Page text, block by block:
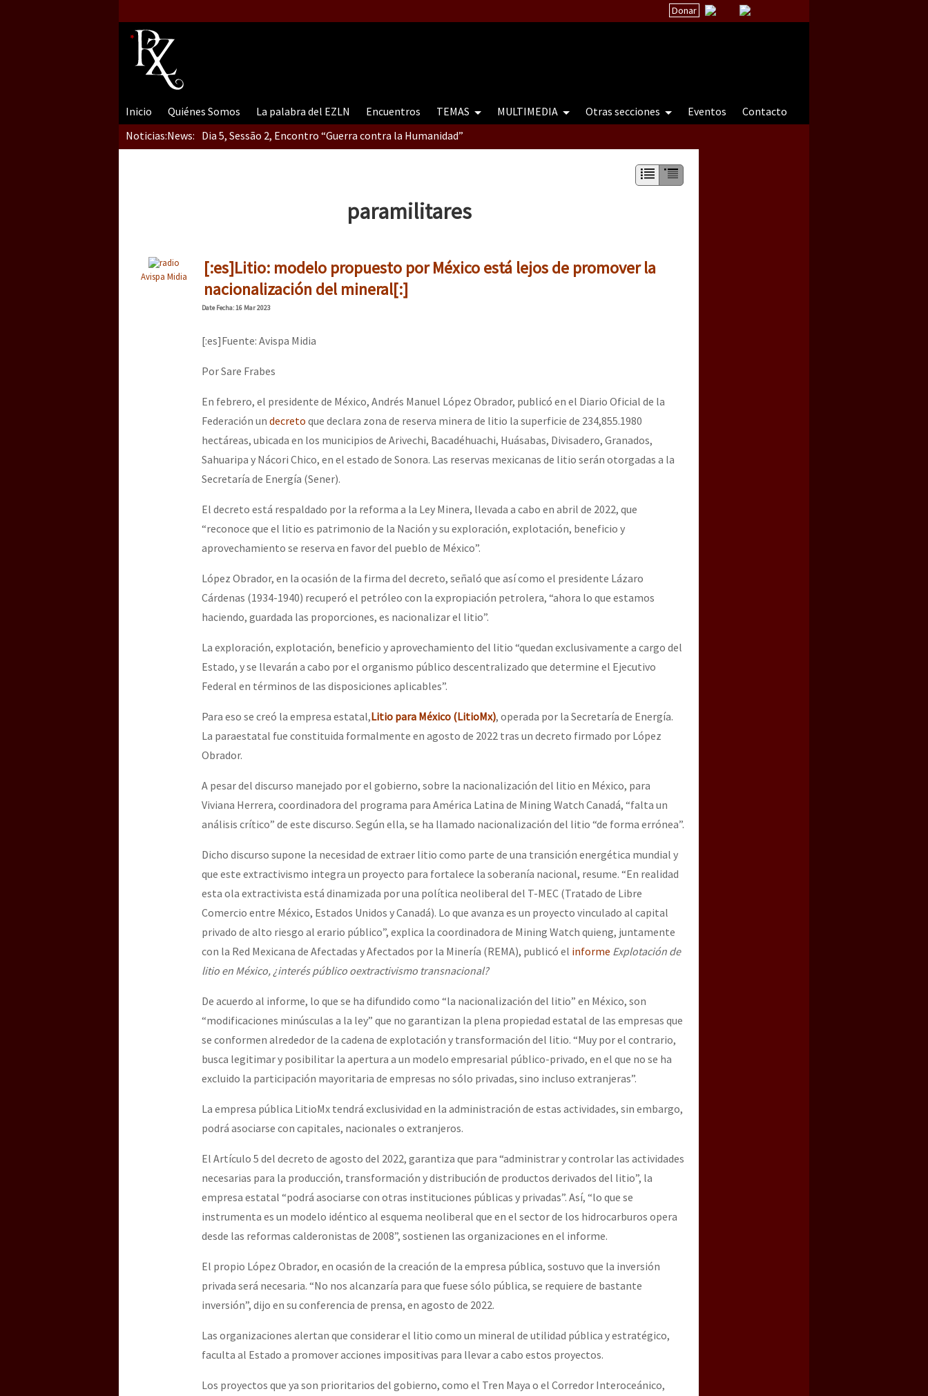
Donar
Inicio Quiénes Somos La palabra del EZLN Encuentros TEMAS MULTIMEDIA Otras secciones Eventos
Contacto
Noticias:News: Dia 5, Sessão 2, Encontro “Guerra contra la Humanidad”
Dia 3 do Encontro “Guerra contra a Humanidade”
Dia 2 do Encontro “Guerra contra a Humanidad”
Dia 1: Encontro “Guerra contra a Humanidade”
[CDMX – 20 julio] Jornadas globales por la libertad de Jesús Plácido Galindo y el alto a la guerra contra el CIPOG-EZ
“Sonhando a Terra do Bem Virá” se publica no Estado Espanhol
Se o México sabe, que o mundo saiba! Nossas lutas pela memória, a justiça e a dignidade
[25 abr – CDMX] Tokín por el CNI: 30 años de Resistencia y Rebeldía
paramilitares
Avispa Midia
[:es]Litio: modelo propuesto por México está lejos de promover la
nacionalización del mineral[:]
DateFecha: 16 Mar 2023
[:es]Fuente: Avispa Midia
Por Sare Frabes
En febrero, el presidente de México, Andrés Manuel López Obrador, publicó en el Diario Oficial de la
Federación un decreto que declara zona de reserva minera de litio la superficie de 234,855.1980
hectáreas, ubicada en los municipios de Arivechi, Bacadéhuachi, Huásabas, Divisadero, Granados,
Sahuaripa y Nácori Chico, en el estado de Sonora. Las reservas mexicanas de litio serán otorgadas a la
Secretaría de Energía (Sener).
El decreto está respaldado por la reforma a la Ley Minera, llevada a cabo en abril de 2022, que
“reconoce que el litio es patrimonio de la Nación y su exploración, explotación, beneficio y
aprovechamiento se reserva en favor del pueblo de México”.
López Obrador, en la ocasión de la firma del decreto, señaló que así como el presidente Lázaro
Cárdenas (1934-1940) recuperó el petróleo con la expropiación petrolera, “ahora lo que estamos
haciendo, guardada las proporciones, es nacionalizar el litio”.
La exploración, explotación, beneficio y aprovechamiento del litio “quedan exclusivamente a cargo del
Estado, y se llevarán a cabo por el organismo público descentralizado que determine el Ejecutivo
Federal en términos de las disposiciones aplicables”.
Para eso se creó la empresa estatal,Litio para México (LitioMx), operada por la Secretaría de Energía.
La paraestatal fue constituida formalmente en agosto de 2022 tras un decreto firmado por López
Obrador.
A pesar del discurso manejado por el gobierno, sobre la nacionalización del litio en México, para
Viviana Herrera, coordinadora del programa para América Latina de Mining Watch Canadá, “falta un
análisis crítico” de este discurso. Según ella, se ha llamado nacionalización del litio “de forma errónea”.
Dicho discurso supone la necesidad de extraer litio como parte de una transición energética mundial y
que este extractivismo integra un proyecto para fortalece la soberanía nacional, resume. “En realidad
esta ola extractivista está dinamizada por una política neoliberal del T-MEC (Tratado de Libre
Comercio entre México, Estados Unidos y Canadá). Lo que avanza es un proyecto vinculado al capital
privado de alto riesgo al erario público”, explica la coordinadora de Mining Watch quieng, juntamente
con la Red Mexicana de Afectadas y Afectados por la Minería (REMA), publicó el informe Explotación de
litio en México, ¿interés público oextractivismo transnacional?
De acuerdo al informe, lo que se ha difundido como “la nacionalización del litio” en México, son
“modificaciones minúsculas a la ley” que no garantizan la plena propiedad estatal de las empresas que
se conformen alrededor de la cadena de explotación y transformación del litio. “Muy por el contrario,
busca legitimar y posibilitar la apertura a un modelo empresarial público-privado, en el que no se ha
excluido la participación mayoritaria de empresas no sólo privadas, sino incluso extranjeras”.
La empresa pública LitioMx tendrá exclusividad en la administración de estas actividades, sin embargo,
podrá asociarse con capitales, nacionales o extranjeros.
El Artículo 5 del decreto de agosto del 2022, garantiza que para “administrar y controlar las actividades
necesarias para la producción, transformación y distribución de productos derivados del litio”, la
empresa estatal “podrá asociarse con otras instituciones públicas y privadas”. Así, “lo que se
instrumenta es un modelo idéntico al esquema neoliberal que en el sector de los hidrocarburos opera
desde las reformas calderonistas de 2008”, sostienen las organizaciones en el informe.
El propio López Obrador, en ocasión de la creación de la empresa pública, sostuvo que la inversión
privada será necesaria. “No nos alcanzaría para que fuese sólo pública, se requiere de bastante
inversión”, dijo en su conferencia de prensa, en agosto de 2022.
Las organizaciones alertan que considerar el litio como un mineral de utilidad pública y estratégico,
faculta al Estado a promover acciones impositivas para llevar a cabo estos proyectos.
Los proyectos que ya son prioritarios del gobierno, como el Tren Maya o el Corredor Interoceánico,